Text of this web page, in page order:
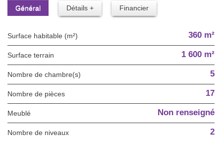
Général Détails + Financier
Surface habitable (m²) 360 m²
surface terrain 1 600 m²
Nombre de chambre(s) 5
Nombre de pièces 17
Meublé Non renseigné
Nombre de niveaux 2